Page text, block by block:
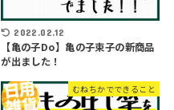
2022.02.12
【亀の子Do】亀の子束子の新商品
が出ました！
むねちかでできること